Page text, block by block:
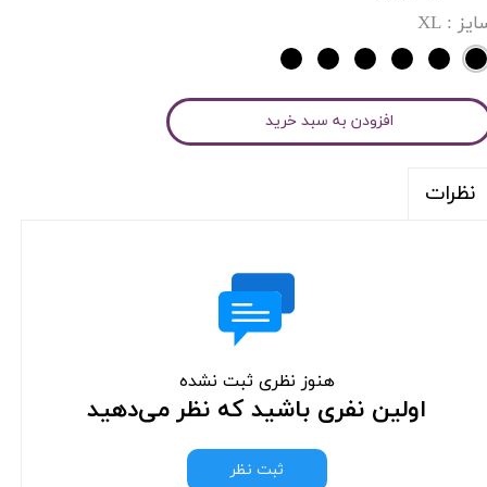
: XL
افزودن به سبد خرید
نظرات
هنوز نظری ثبت نشده
اولین نفری باشید که نظر می‌دهید
ثبت نظر